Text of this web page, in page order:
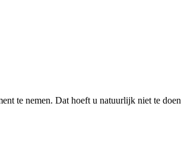
te nemen. Dat hoeft u natuurlijk niet te